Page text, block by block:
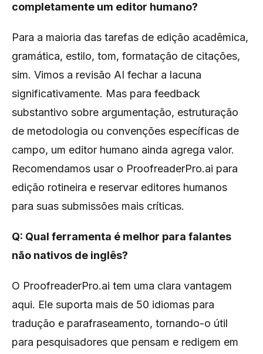
completamente um editor humano?
Para a maioria das tarefas de edição acadêmica,
gramática, estilo, tom, formatação de citações,
sim. Vimos a revisão AI fechar a lacuna
significativamente. Mas para feedback
substantivo sobre argumentação, estruturação
de metodologia ou convenções específicas de
campo, um editor humano ainda agrega valor.
Recomendamos usar o ProofreaderPro.ai para
edição rotineira e reservar editores humanos
para suas submissões mais críticas.
Q: Qual ferramenta é melhor para falantes
não nativos de inglês?
O ProofreaderPro.ai tem uma clara vantagem
aqui. Ele suporta mais de 50 idiomas para
tradução e parafraseamento, tornando-o útil
para pesquisadores que pensam e redigem em